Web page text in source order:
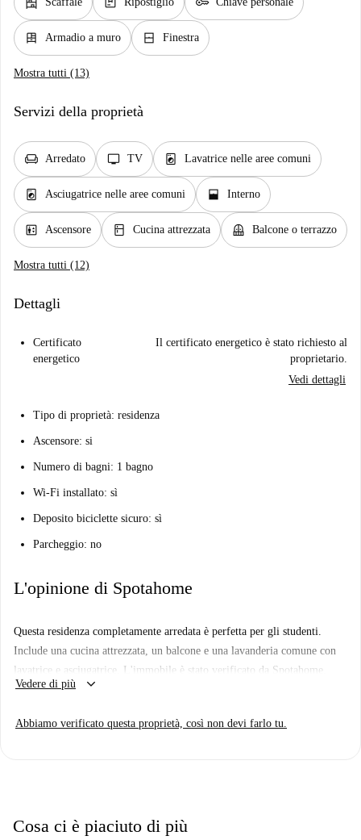
dresser Armadio a muro window_closed Finestra
Mostra tutti (13)
Servizi della proprietà
chair Arredato tv TV local_laundry_service Lavatrice nelle aree comuni
local_laundry_service Asciugatrice nelle aree comuni window_open Interno
elevator Ascensore kitchen Cucina attrezzata balcony Balcone o terrazzo
Mostra tutti (12)
Dettagli
Certificato
energetico
Il certificato energetico è stato richiesto al
proprietario.
Vedi dettagli
Tipo di proprietà: residenza
Ascensore: si
Numero di bagni: 1 bagno
Wi-Fi installato: sì
Deposito biciclette sicuro: sì
Parcheggio: no
L'opinione di Spotahome
Questa residenza completamente arredata è perfetta per gli studenti.
Include una cucina attrezzata, un balcone e una lavanderia comune con
lavatrice e asciugatrice. L'immobile è stato verificato da Spotahome,
garantendo la massima tranquillità agli inquilini.
Vedere di più keyboard_arrow_down
Abbiamo verificato questa proprietà, così non devi farlo tu.
Cosa ci è piaciuto di più